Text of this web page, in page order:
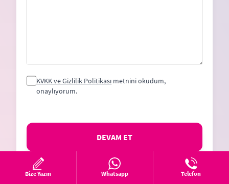
KVKK ve Gizlilik Politikası metnini okudum,
onaylıyorum.
DEVAM ET
Bize Yazın Whatsapp Telefon